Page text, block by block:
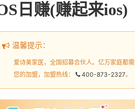
日赚(赚起来ios)
温馨提示：
爱诗美家医，全国招募合伙人。亿万家庭都
您的加盟，加盟热线：
400-873-2327。